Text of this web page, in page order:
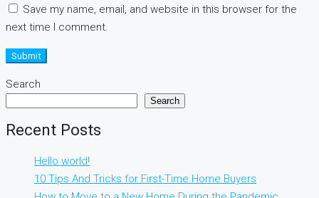
Save my name, email, and website in this browser for the
next time I comment.
Submit
Search
Search
Recent Posts
Hello world!
10 Tips And Tricks for First-Time Home Buyers